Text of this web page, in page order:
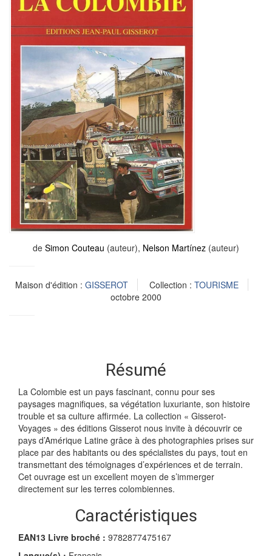
de Simon Couteau (auteur), Nelson Martínez (auteur)
Maison d'édition : GISSEROT Collection : TOURISME
octobre 2000
Résumé
La Colombie est un pays fascinant, connu pour ses
paysages magnifiques, sa végétation luxuriante, son histoire
trouble et sa culture affirmée. La collection « Gisserot-
Voyages » des éditions Gisserot nous invite à découvrir ce
pays d’Amérique Latine grâce à des photographies prises sur
place par des habitants ou des spécialistes du pays, tout en
transmettant des témoignages d’expériences et de terrain.
Cet ouvrage est un excellent moyen de s’immerger
directement sur les terres colombiennes.
Caractéristiques
EAN13 Livre broché : 9782877475167